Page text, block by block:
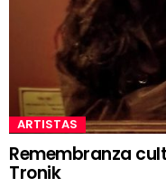
ARTISTAS
Remembranza
Tronik